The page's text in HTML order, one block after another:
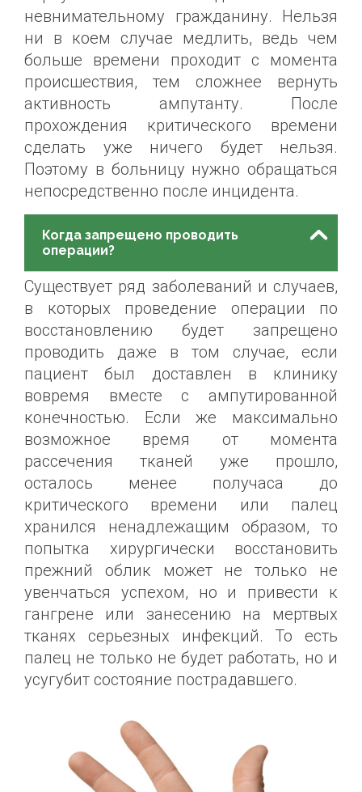
невнимательному гражданину. Нельзя
ни в коем случае медлить, ведь чем
больше времени проходит с момента
происшествия, тем сложнее вернуть
активность ампутанту. После
прохождения критического времени
сделать уже ничего будет нельзя.
Поэтому в больницу нужно обращаться
непосредственно после инцидента.
Когда запрещено проводить
операции?
Существует ряд заболеваний и случаев,
в которых проведение операции по
восстановлению будет запрещено
проводить даже в том случае, если
пациент был доставлен в клинику
вовремя вместе с ампутированной
конечностью. Если же максимально
возможное время от момента
рассечения тканей уже прошло,
осталось менее получаса до
критического времени или палец
хранился ненадлежащим образом, то
попытка хирургически восстановить
прежний облик может не только не
увенчаться успехом, но и привести к
гангрене или занесению на мертвых
тканях серьезных инфекций. То есть
палец не только не будет работать, но и
усугубит состояние пострадавшего.